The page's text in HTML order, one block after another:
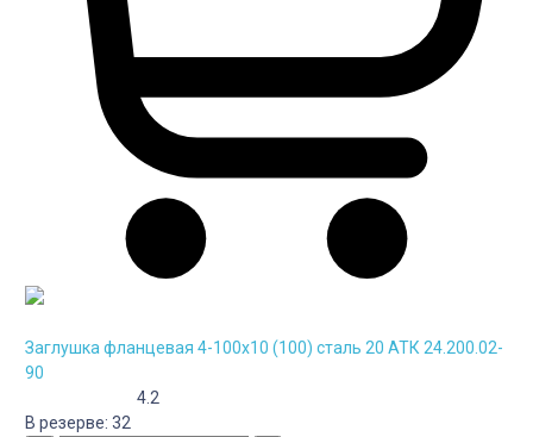
Заглушка фланцевая 4-100х10 (100) сталь 20 АТК 24.200.02-
90
4.2
В резерве: 32